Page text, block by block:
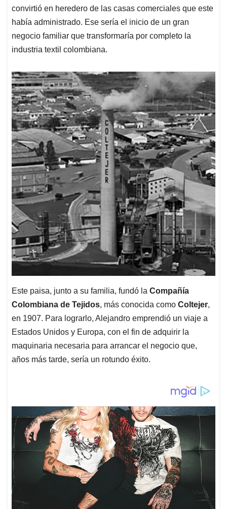
convirtió en heredero de las casas comerciales que este
había administrado. Ese sería el inicio de un gran
negocio familiar que transformaría por completo la
industria textil colombiana.
Este paisa, junto a su familia, fundó la Compañía
Colombiana de Tejidos, más conocida como Coltejer,
en 1907. Para lograrlo, Alejandro emprendió un viaje a
Estados Unidos y Europa, con el fin de adquirir la
maquinaria necesaria para arrancar el negocio que,
años más tarde, sería un rotundo éxito.